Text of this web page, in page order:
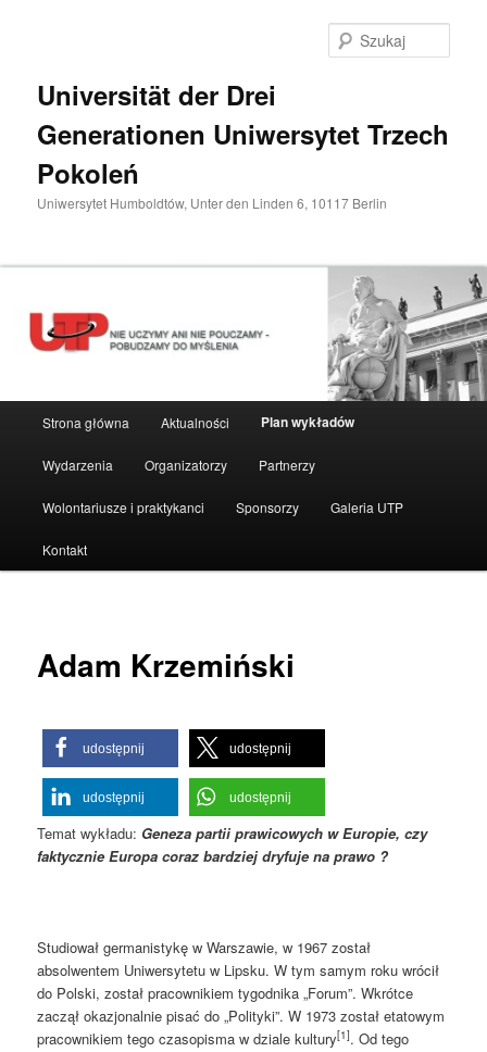
Universität der Drei
Generationen Uniwersytet Trzech
Pokoleń
Uniwersytet Humboldtów, Unter den Linden 6, 10117 Berlin
Strona główna Aktualności Plan wykładów
Wydarzenia Organizatorzy Partnerzy
Wolontariusze i praktykanci Sponsorzy Galeria UTP
Kontakt
Adam Krzemiński
udostępnij udostępnij
udostępnij udostępnij
Temat wykładu: Geneza partii prawicowych w Europie, czy
faktycznie Europa coraz bardziej dryfuje na prawo ?
Studiował germanistykę w Warszawie, w 1967 został
absolwentem Uniwersytetu w Lipsku. W tym samym roku wrócił
do Polski, został pracownikiem tygodnika „Forum”. Wkrótce
zaczął okazjonalnie pisać do „Polityki”. W 1973 został etatowym
pracownikiem tego czasopisma w dziale kultury[1]. Od tego